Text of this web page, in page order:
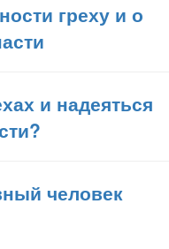
греху и о
и надеяться
человек